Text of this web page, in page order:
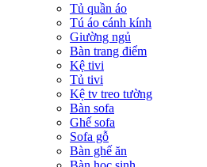
Tủ quần áo
Tú áo cánh kính
Giường ngủ
Bàn trang điểm
Kệ tivi
Tủ tivi
Kệ tv treo tường
Bàn sofa
Ghế sofa
Sofa gỗ
Bàn ghế ăn